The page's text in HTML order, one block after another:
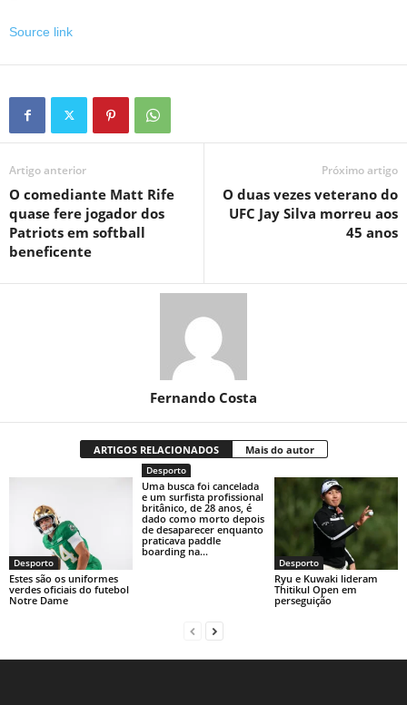
Source link
Artigo anterior
O comediante Matt Rife
quase fere jogador dos
Patriots em softball
beneficente
Próximo artigo
O duas vezes veterano do
UFC Jay Silva morreu aos
45 anos
Fernando Costa
ARTIGOS RELACIONADOS Mais do autor
Desporto
Estes são os uniformes
verdes oficiais do futebol
Notre Dame
Desporto
Uma busca foi cancelada
e um surfista profissional
britânico, de 28 anos, é
dado como morto depois
de desaparecer enquanto
praticava paddle
boarding na...
Desporto
Ryu e Kuwaki lideram
Thitikul Open em
perseguição